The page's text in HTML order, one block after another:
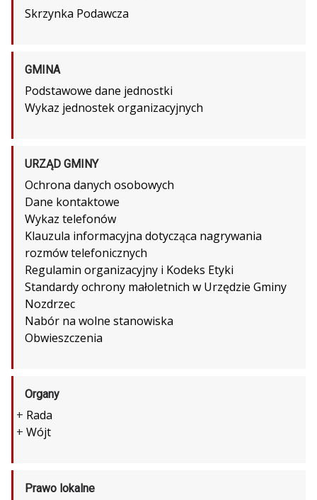
Skrzynka Podawcza
GMINA
Podstawowe dane jednostki
Wykaz jednostek organizacyjnych
URZĄD GMINY
Ochrona danych osobowych
Dane kontaktowe
Wykaz telefonów
Klauzula informacyjna dotycząca nagrywania
rozmów telefonicznych
Regulamin organizacyjny i Kodeks Etyki
Standardy ochrony małoletnich w Urzędzie Gminy
Nozdrzec
Nabór na wolne stanowiska
Obwieszczenia
Organy
+ Rada
+ Wójt
Prawo lokalne